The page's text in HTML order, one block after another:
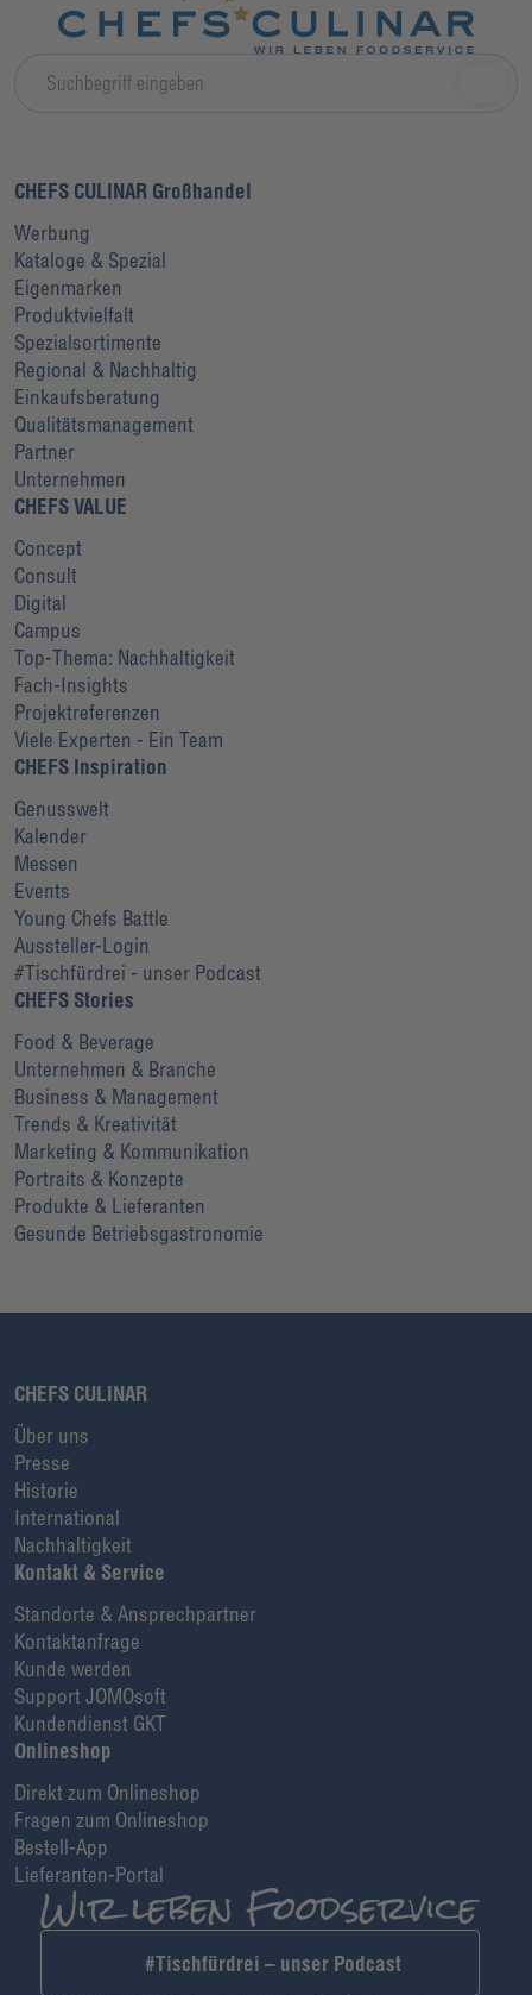
CHEFS CULINAR Großhandel
Werbung
Kataloge & Spezial
Eigenmarken
Produktvielfalt
Spezialsortimente
Regional & Nachhaltig
Einkaufsberatung
Qualitätsmanagement
Partner
Unternehmen
CHEFS VALUE
Concept
Consult
Digital
Campus
Top-Thema: Nachhaltigkeit
Fach-Insights
Projektreferenzen
Viele Experten - Ein Team
CHEFS Inspiration
Genusswelt
Kalender
Messen
Events
Young Chefs Battle
Aussteller-Login
#Tischfürdrei - unser Podcast
CHEFS Stories
Food & Beverage
Unternehmen & Branche
Business & Management
Trends & Kreativität
Marketing & Kommunikation
Portraits & Konzepte
Produkte & Lieferanten
Gesunde Betriebsgastronomie
CHEFS CULINAR
Über uns
Presse
Historie
International
Nachhaltigkeit
Kontakt & Service
Standorte & Ansprechpartner
Kontaktanfrage
Kunde werden
Support JOMOsoft
Kundendienst GKT
Onlineshop
Direkt zum Onlineshop
Fragen zum Onlineshop
Bestell-App
Lieferanten-Portal
#Tischfürdrei – unser Podcast